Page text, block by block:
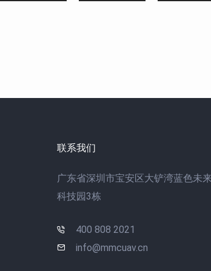
联系我们
广东省深圳市宝安区大铲湾蓝色未
科技园3栋
400 808 2021
info@mmcuav.cn